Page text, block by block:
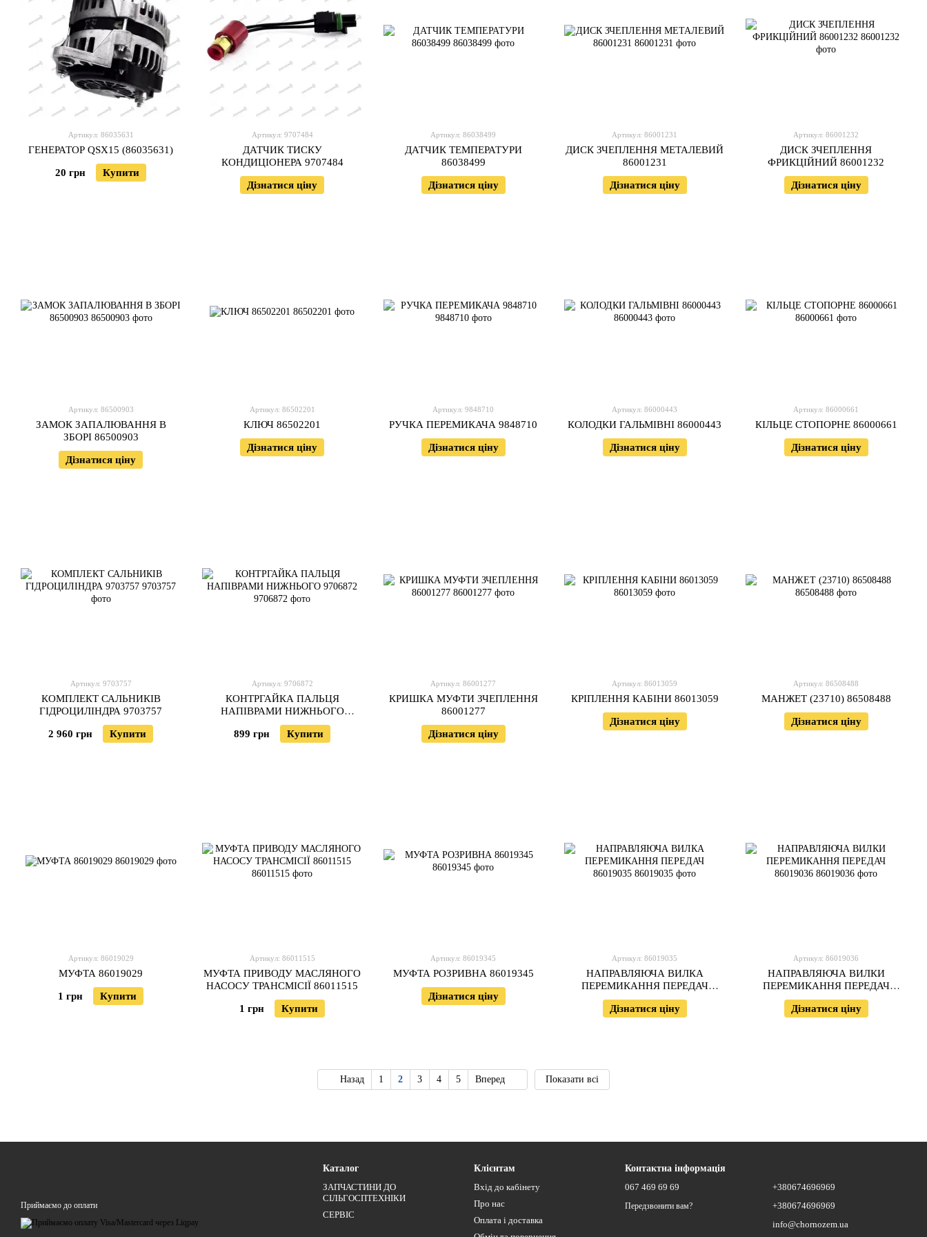
Артикул: 86035631
ГЕНЕРАТОР QSX15 (86035631)
20 грн Купити
Артикул: 9707484
ДАТЧИК ТИСКУ
КОНДИЦІОНЕРА 9707484
Дізнатися ціну
Артикул: 86038499
ДАТЧИК ТЕМПЕРАТУРИ
86038499
Дізнатися ціну
Артикул: 86001231
ДИСК ЗЧЕПЛЕННЯ МЕТАЛЕВИЙ
86001231
Дізнатися ціну
Артикул: 86001232
ДИСК ЗЧЕПЛЕННЯ
ФРИКЦІЙНИЙ 86001232
Дізнатися ціну
Артикул: 86500903
ЗАМОК ЗАПАЛЮВАННЯ В
ЗБОРІ 86500903
Дізнатися ціну
Артикул: 86502201
КЛЮЧ 86502201
Дізнатися ціну
Артикул: 9848710
РУЧКА ПЕРЕМИКАЧА 9848710
Дізнатися ціну
Артикул: 86000443
КОЛОДКИ ГАЛЬМІВНІ 86000443
Дізнатися ціну
Артикул: 86000661
КІЛЬЦЕ СТОПОРНЕ 86000661
Дізнатися ціну
Артикул: 9703757
КОМПЛЕКТ САЛЬНИКІВ
ГІДРОЦИЛІНДРА 9703757
2 960 грн Купити
Артикул: 9706872
КОНТРГАЙКА ПАЛЬЦЯ
НАПІВРАМИ НИЖНЬОГО
9706872
899 грн
Купити
Артикул: 86001277
КРИШКА МУФТИ ЗЧЕПЛЕННЯ
86001277
Дізнатися ціну
Артикул: 86013059
КРІПЛЕННЯ КАБІНИ 86013059
Дізнатися ціну
Артикул: 86508488
МАНЖЕТ (23710) 86508488
Дізнатися ціну
Артикул: 86019029
МУФТА 86019029
1 грн Купити
Артикул: 86011515
МУФТА ПРИВОДУ МАСЛЯНОГО
НАСОСУ ТРАНСМІСІЇ 86011515
1 грн Купити
Артикул: 86019345
МУФТА РОЗРИВНА 86019345
Дізнатися ціну
Артикул: 86019035
НАПРАВЛЯЮЧА ВИЛКА
ПЕРЕМИКАННЯ ПЕРЕДАЧ
86019035
Дізнатися ціну
Артикул: 86019036
НАПРАВЛЯЮЧА ВИЛКИ
ПЕРЕМИКАННЯ ПЕРЕДАЧ
86019036
Дізнатися ціну
Назад 1 2 3 4 5 Вперед Показати всі
Приймаємо до оплати
Каталог
ЗАПЧАСТИНИ ДО
СІЛЬГОСПТЕХНІКИ
СЕРВІС
Клієнтам
Вхід до кабінету
Про нас
Оплата і доставка
Контактна інформація
067 469 69 69
Передзвонити вам?
+380674696969
+380674696969
info@chornozem.ua